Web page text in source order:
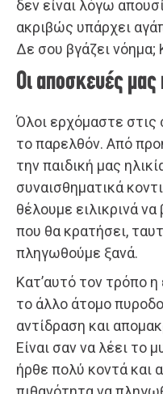
δεν είναι λόγω
ακριβώς υπάρχει
Δε σου βγάζει νόημα;
Οι αποσκευές μας
Όλοι ερχόμαστε
το παρελθόν. Από
την παιδική μας
συναισθηματικά
θέλουμε ειλικρινά
που θα κρατήσει,
πληγωθούμε ξανά.
Κατ’αυτό τον τρόπο
το άλλο άτομο
αντίδραση και
Είναι σαν να λέει το
ήρθε πολύ κοντά και